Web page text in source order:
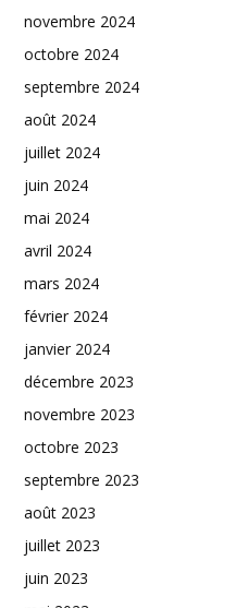
novembre 2024
octobre 2024
septembre 2024
août 2024
juillet 2024
juin 2024
mai 2024
avril 2024
mars 2024
février 2024
janvier 2024
décembre 2023
novembre 2023
octobre 2023
septembre 2023
août 2023
juillet 2023
juin 2023